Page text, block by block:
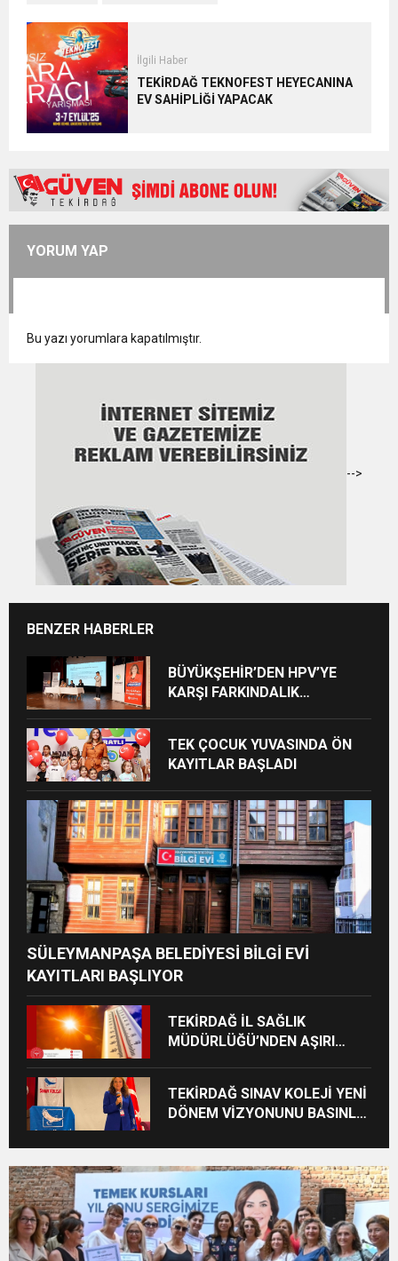
İlgili Haber
TEKİRDAĞ TEKNOFEST HEYECANINA
EV SAHİPLİĞİ YAPACAK
YORUM YAP
Bu yazı yorumlara kapatılmıştır.
-->
BENZER HABERLER
BÜYÜKŞEHİR’DEN HPV’YE
KARŞI FARKINDALIK
TEK ÇOCUK YUVASINDA ÖN
KAYITLAR BAŞLADI
SÜLEYMANPAŞA BELEDİYESİ BİLGİ EVİ
KAYITLARI BAŞLIYOR
TEKİRDAĞ İL SAĞLIK
MÜDÜRLÜĞÜ’NDEN AŞIRI
ÇIKMAYIN!”
TEKİRDAĞ SINAV KOLEJİ YENİ
DÖNEM VİZYONUNU BASINLA